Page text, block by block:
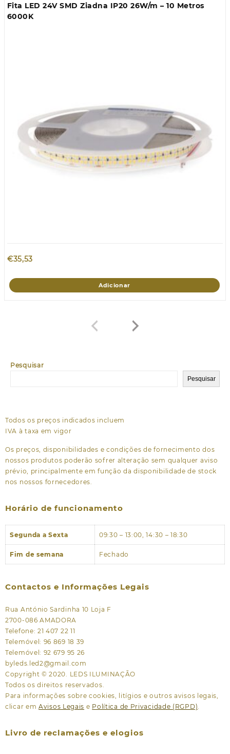
Pesquisar
Pesquisar
Fita LED 24V SMD Ziadna IP20 26W/m – 10 Metros
6000K
€35,53
Adicionar
Todos os preços indicados incluem
IVA à taxa em vigor
Os preços, disponibilidades e condições de fornecimento dos
nossos produtos poderão sofrer alteração sem qualquer aviso
prévio, principalmente em função da disponibilidade de stock
nos nossos fornecedores.
Horário de funcionamento
Segunda a Sexta 09:30 – 13:00, 14:30 – 18:30
Fim de semana Fechado
Contactos e Informações Legais
Rua António Sardinha 10 Loja F
2700-086 AMADORA
Telefone: 21 407 22 11
Telemóvel: 96 869 18 39
Telemóvel: 92 679 95 26
byleds.led2@gmail.com
Copyright © 2020. LEDS ILUMINAÇÃO
Todos os direitos reservados.
Para informações sobre cookies, litígios e outros avisos legais,
clicar em Avisos Legais e Política de Privacidade (RGPD)
Livro de reclamações e elogios